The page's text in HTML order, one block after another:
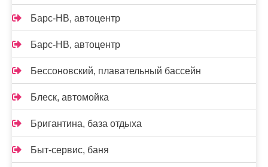
Барс-НВ, автоцентр
Барс-НВ, автоцентр
Бессоновский, плавательный бассейн
Блеск, автомойка
Бригантина, база отдыха
Быт-сервис, баня